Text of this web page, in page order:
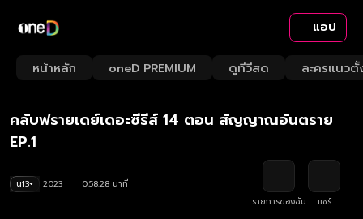
แอป
หน้าหลัก oneD PREMIUM ดูทีวีสด ละครแนวตั้
Loaded:
1.70%
Rate
คลับฟรายเดย์เดอะซีรีส์ 14 ตอน สัญญาณอันตราย
EP.1
น13+ 2023
0:58:28 นาที
รายการของฉัน
แชร์